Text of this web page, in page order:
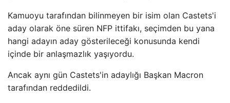
Kamuoyu tarafından bilinmeyen bir isim olan Castets'i
aday olarak öne süren NFP ittifakı, seçimden bu yana
hangi adayın aday gösterileceği konusunda kendi
içinde bir anlaşmazlık yaşıyordu.
Ancak aynı gün Castets'in adaylığı Başkan Macron
tarafından reddedildi.